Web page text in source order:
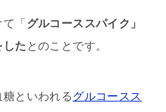
「 グルコーススパイク」
した とのことです。
といわれるグルコースス